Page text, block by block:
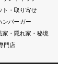
ト・取り寄せ
ンバーガー
家・隠れ家・秘境
門店